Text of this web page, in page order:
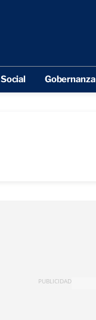
Social Gobernanza
PUBLICIDAD